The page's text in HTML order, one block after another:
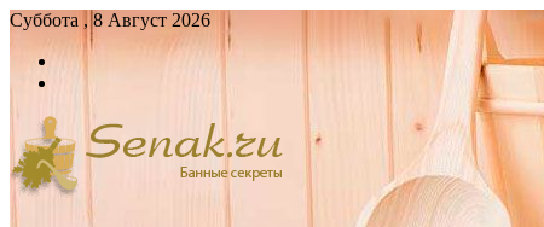
Суббота , 8 Август 2026
Войти